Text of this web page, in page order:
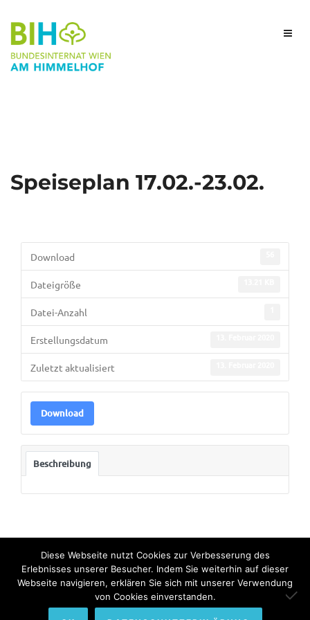
Speiseplan 17.02.-23.02.
Download
Dateigröße
Datei-Anzahl
Erstellungsdatum
Zuletzt aktualisiert
Download
Beschreibung
© Copyright 2022. All Rights Reserved by Bundesinternat am
Himmelhof.
Diese Webseite nutzt Cookies zur Verbesserung des
Erlebnisses unserer Besucher. Indem Sie weiterhin auf dieser
Webseite navigieren, erklären Sie sich mit unserer Verwendung
von Cookies einverstanden.